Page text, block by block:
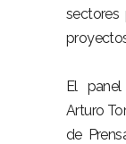
sectores
El
Arturo
de